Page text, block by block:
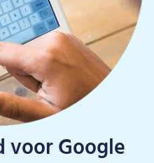
voor Google